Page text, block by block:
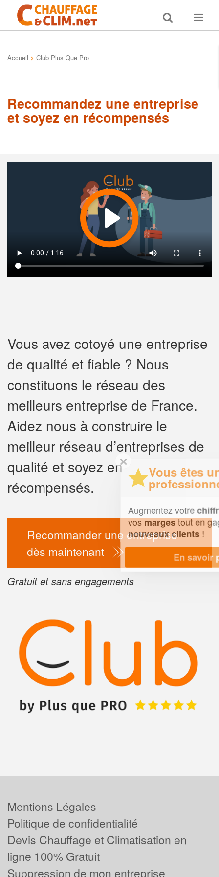
Toggle
search
Toggle
Accueil > Club Plus Que Pro
Recommandez une entreprise
et soyez en récompensés
Vous avez cotoyé une entreprise
de qualité et fiable ? Nous
constituons le réseau des
meilleurs entreprise de France.
Aidez nous à construire le
meilleur réseau d’entreprises de
qualité et soyez en
récompensés.
Recommander une entreprise
dès maintenant
Gratuit et sans engagements
✕
Vous êtes un
professionnel ?
Augmentez votrechiffre d'affaireset
vosmargestout en gagnant de
nouveaux clients!
En savoir plus
Mentions Légales
Politique de confidentialité
Devis Chauffage et Climatisation en
ligne 100% Gratuit
Suppression de mon entreprise